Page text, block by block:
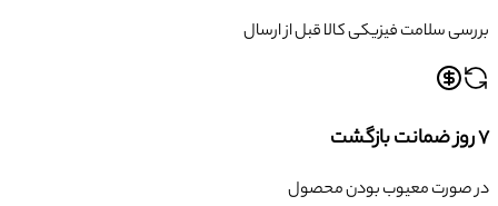
بررسی سلامت فیزیکی کالا قبل از ارسال
۷ روز ضمانت بازگشت
در صورت معیوب بودن محصول